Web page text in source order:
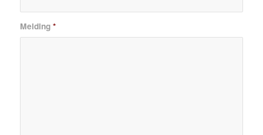
Melding *